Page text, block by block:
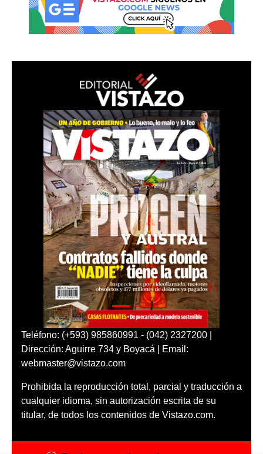
Teléfono: (+593) 985860991 - (042) 2327200 |
Dirección: Aguirre 734 y Boyacá | Email:
webmaster@vistazo.com
Prohibida la reproducción total, parcial y traducción a
cualquier idioma, sin autorización escrita de su
titular, de todos los contenidos de Vistazo.com.